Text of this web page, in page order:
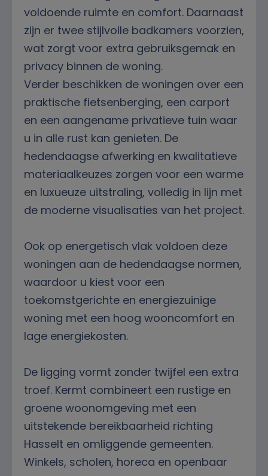
voldoende ruimte en comfort. Daarnaast
zijn er twee stijlvolle badkamers voorzien,
wat zorgt voor extra gebruiksgemak en
privacy binnen de woning.
Verder beschikken de woningen over een
praktische fietsenberging, een carport
en een aangename privatieve tuin waar
u in alle rust kan genieten. De
hedendaagse afwerking en kwalitatieve
materiaalkeuzes zorgen voor een warme
en luxueuze uitstraling, volledig in lijn met
de moderne visualisaties van het project.
Ook op energetisch vlak voldoen deze
woningen aan de hedendaagse normen,
waardoor u kiest voor een
toekomstgerichte en energiezuinige
woning met een hoog wooncomfort en
lage energiekosten.
De ligging vormt zonder twijfel een extra
troef. Kermt combineert een rustige en
groene woonomgeving met een
uitstekende bereikbaarheid richting
Hasselt en omliggende gemeenten.
Winkels, scholen, horeca en openbaar